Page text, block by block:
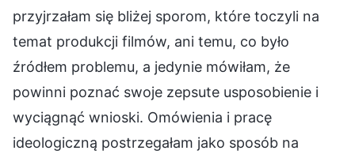
przyjrzałam się bliżej sporom, które toczyli na
temat produkcji filmów, ani temu, co było
źródłem problemu, a jedynie mówiłam, że
powinni poznać swoje zepsute usposobienie i
wyciągnąć wnioski. Omówienia i pracę
ideologiczną postrzegałam jako sposób na